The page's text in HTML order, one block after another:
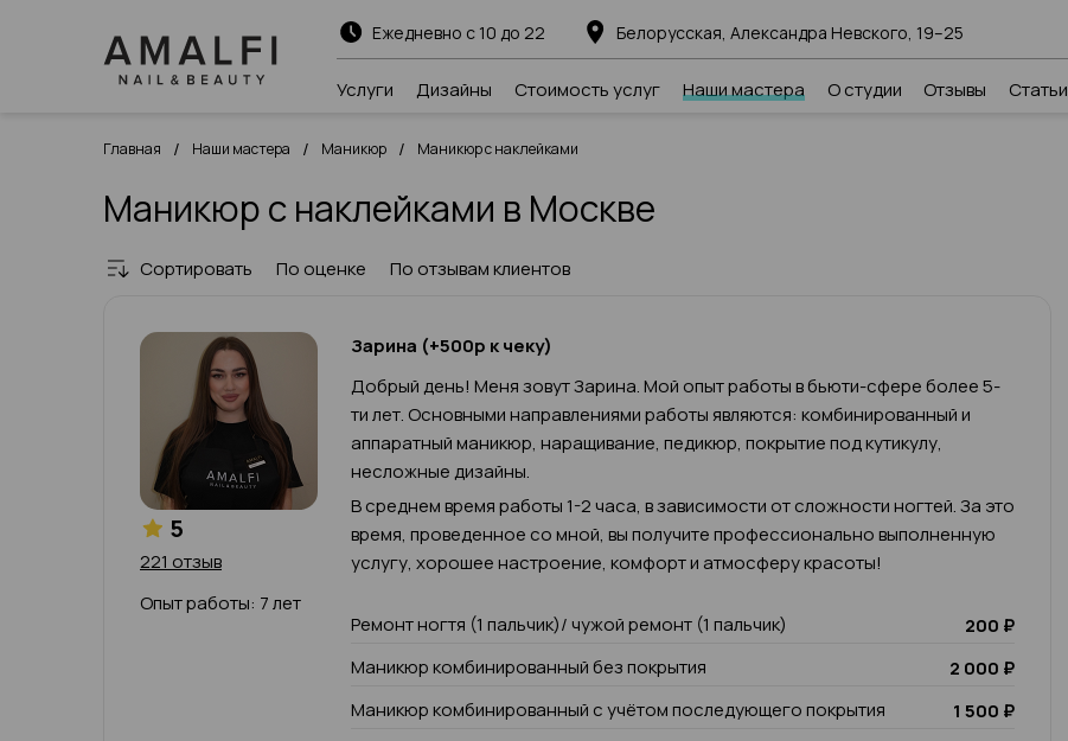
Ежедневно с 10 до 22 Белорусская, Александра Невского, 19–25
Услуги Дизайны Стоимость услуг Наши мастера О студии Отзывы Статьи
Главная / Наши мастера / Маникюр / Маникюр с наклейками
Маникюр с наклейками в Москве
Сортировать По оценке По отзывам клиентов
5
221 отзыв
Опыт работы: 7 лет
Зарина (+500р к чеку)
Добрый день! Меня зовут Зарина. Мой опыт работы в бьюти-сфере более 5-
ти лет. Основными направлениями работы являются: комбинированный и
аппаратный маникюр, наращивание, педикюр, покрытие под кутикулу,
несложные дизайны.
В среднем время работы 1-2 часа, в зависимости от сложности ногтей. За это
время, проведенное со мной, вы получите профессионально выполненную
услугу, хорошее настроение, комфорт и атмосферу красоты!
Ремонт ногтя (1 пальчик)/ чужой ремонт (1 пальчик)
200 ₽
Маникюр комбинированный без покрытия
2 000 ₽
Маникюр комбинированный с учётом последующего покрытия
1 500 ₽